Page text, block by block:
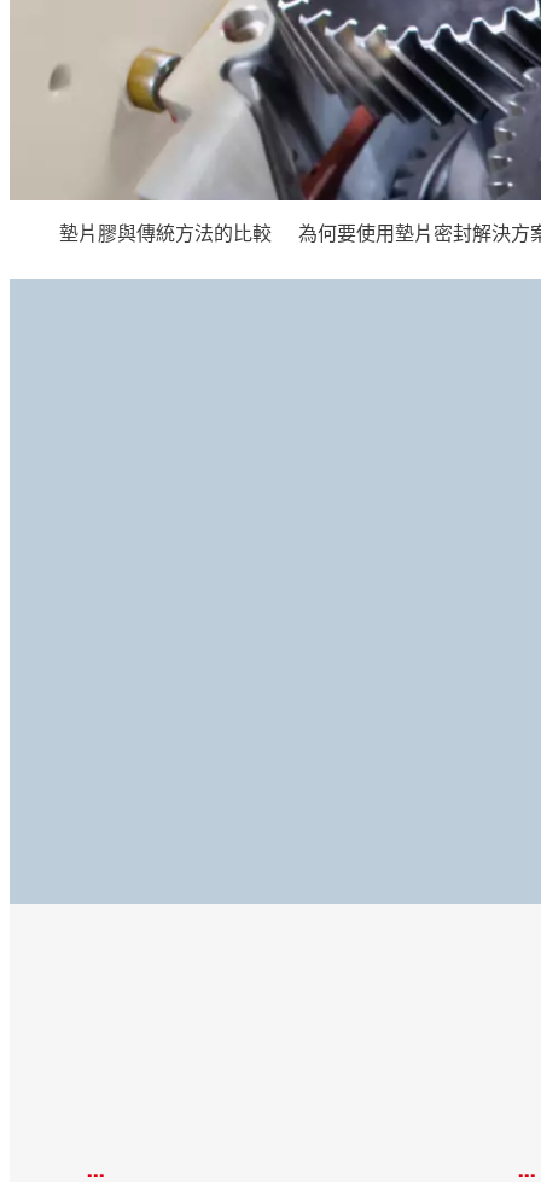
墊片膠與傳統方法的比較 為何要使用墊片密封解決方
... ...